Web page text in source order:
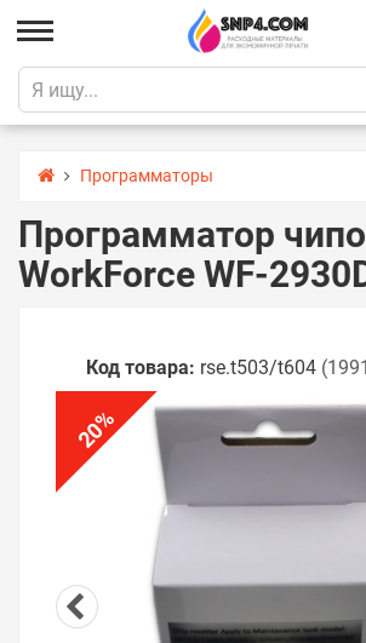
Программаторы
Программатор
WorkForce WF-
Код товара: rse.t503/t604
20
%